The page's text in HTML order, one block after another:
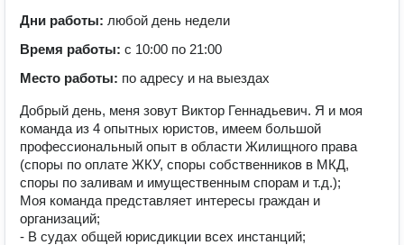
Дни работы: любой день недели
Время работы: с 10:00 по 21:00
Место работы: по адресу и на выездах
Добрый день, меня зовут Виктор Геннадьевич. Я и моя
команда из 4 опытных юристов, имеем большой
профессиональный опыт в области Жилищного права
(споры по оплате ЖКУ, споры собственников в МКД,
споры по заливам и имущественным спорам и т.д.);
Моя команда представляет интересы граждан и
организаций;
- В судах общей юрисдикции всех инстанций;